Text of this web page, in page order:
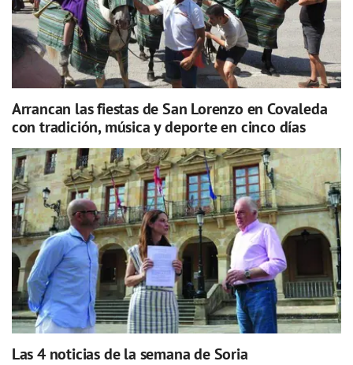
Arrancan las fiestas de San Lorenzo en Covaleda
con tradición, música y deporte en cinco días
Las 4 noticias de la semana de Soria